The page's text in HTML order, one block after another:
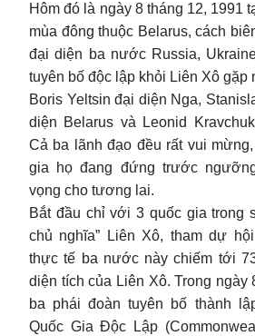
Hôm đó là ngày 8 tháng 12, 1991
mùa đông thuộc Belarus, cách
đại diện ba nước Russia,
tuyên bố độc lập khỏi Liên Xô gặp
Boris Yeltsin đại diện Nga,
diện Belarus và Leonid
Cả ba lãnh đạo đều rất vui
gia họ đang đứng trước
vọng cho tương lai.
Bắt đầu chỉ với 3 quốc gia trong
chủ nghĩa” Liên Xô, tham dự
thực tế ba nước này chiếm tới
diện tích của Liên Xô. Trong ngày
ba phái đoàn tuyên bố thành
Quốc Gia Độc Lập